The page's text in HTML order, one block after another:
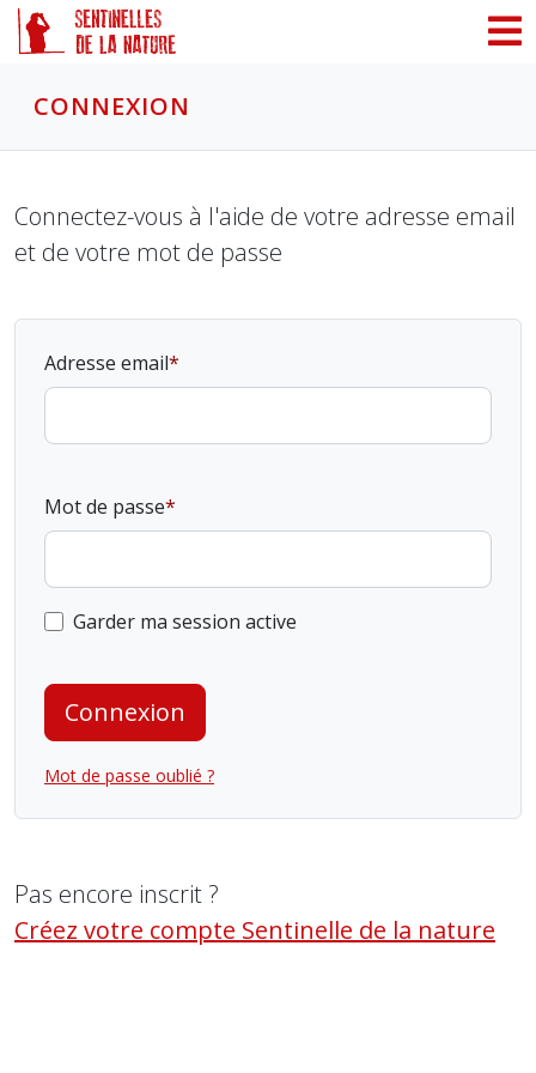
CONNEXION
Connectez-vous à l'aide de votre adresse email
et de votre mot de passe
Adresse email
Mot de passe
Garder ma session active
Connexion
Mot de passe oublié ?
Pas encore inscrit ?
Créez votre compte Sentinelle de la nature
Panneau de gestion des cookies